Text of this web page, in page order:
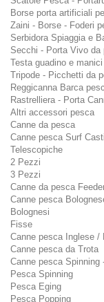
Borse porta artificiali
Zaini - Borse - Foderi
Serbidora Spiaggia e
Secchi - Porta Vivo da
Testa guadino e
Tripode - Picchetti da
Reggicanna Barca
Rastrelliera - Porta
Altri accessori pesca
Canne da pesca
Canne pesca Surf
Telescopiche
2 Pezzi
3 Pezzi
Canne da pesca
Canne pesca
Bolognesi
Fisse
Canne pesca Inglese /
Canne pesca da Trota
Canne pesca Spinning
Pesca Spinning
Pesca Eging
Pesca Popping